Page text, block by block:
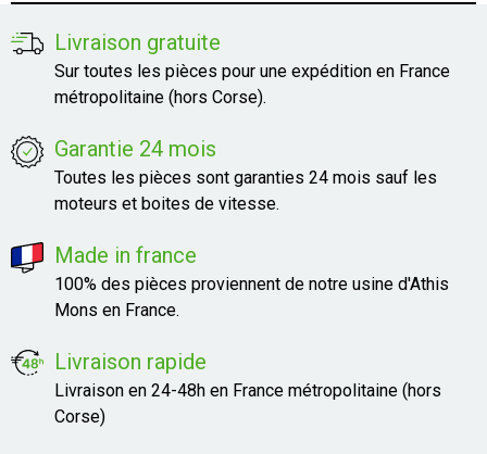
Livraison gratuite
Sur toutes les pièces pour une expédition en France
métropolitaine (hors Corse).
Garantie 24 mois
Toutes les pièces sont garanties 24 mois sauf les
moteurs et boites de vitesse.
Made in france
100% des pièces proviennent de notre usine d'Athis
Mons en France.
Livraison rapide
Livraison en 24-48h en France métropolitaine (hors
Corse)